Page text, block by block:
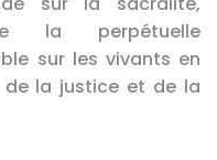
la perpétuelle
sur les vivants en
la justice et de la